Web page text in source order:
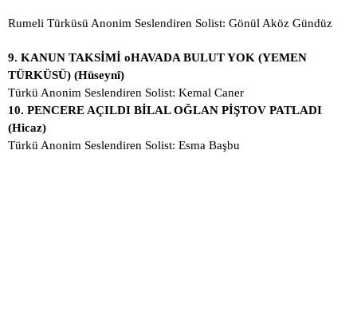
Rumeli Türküsü Anonim Seslendiren Solist: Gönül Aköz Gündüz
9. KANUN TAKSİMİ oHAVADA BULUT YOK (YEMEN
TÜRKÜSÜ) (Hüseynî)
Türkü Anonim Seslendiren Solist: Kemal Caner
10. PENCERE AÇILDI BİLAL OĞLAN PİŞTOV PATLADI
(Hicaz)
Türkü Anonim Seslendiren Solist: Esma Başbu